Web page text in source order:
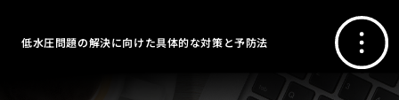
低水圧問題の解決に向けた具体的な対策と予防法